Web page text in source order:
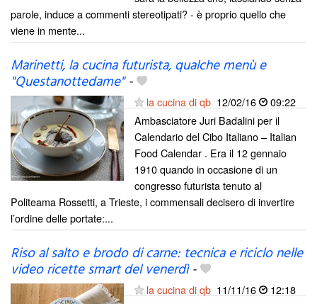
parole, induce a commenti stereotipati? - è proprio quello che
viene in mente...
Marinetti, la cucina futurista, qualche menù e
"Questanottedame"-
la cucina di qb 12/02/16
09:22
Ambasciatore Juri Badalini per il
Calendario del Cibo Italiano – Italian
Food Calendar . Era il 12 gennaio
1910 quando in occasione di un
congresso futurista tenuto al
Politeama Rossetti, a Trieste, i commensali decisero di invertire
l’ordine delle portate:...
Riso al salto e brodo di carne: tecnica e riciclo nelle
video ricette smart del venerdì-
la cucina di qb 11/11/16
12:18